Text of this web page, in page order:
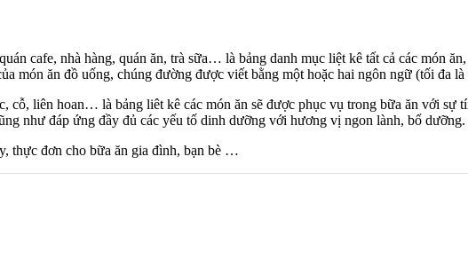
cafe, nhà hàng, quán ăn, trà sữa… là bảng danh mục liệt kê tất cả các món
món ăn đồ uống, chúng đường được viết bằng một hoặc hai ngôn ngữ (tối đa
cỗ, liên hoan… là bảng liêt kê các món ăn sẽ được phục vụ trong bữa ăn với sự
như đáp ứng đầy đủ các yếu tố dinh dưỡng với hương vị ngon lành, bổ dưỡng.
thực đơn cho bữa ăn gia đình, bạn bè …